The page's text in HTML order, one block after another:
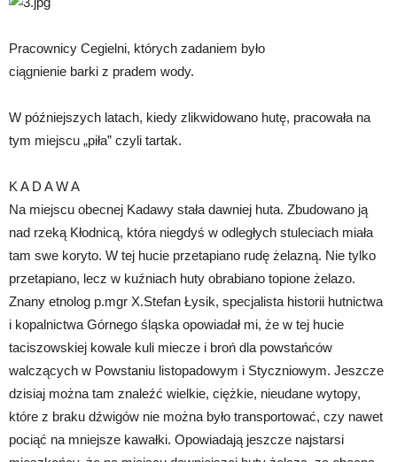
Pracownicy Cegielni, których zadaniem było
ciągnienie barki z pradem wody.
W późniejszych latach, kiedy zlikwidowano hutę, pracowała na
tym miejscu „piła” czyli tartak.
K A D A W A
Na miejscu obecnej Kadawy stała dawniej huta. Zbudowano ją
nad rzeką Kłodnicą, która niegdyś w odległych stuleciach miała
tam swe koryto. W tej hucie przetapiano rudę żelazną. Nie tylko
przetapiano, lecz w kuźniach huty obrabiano topione żelazo.
Znany etnolog p.mgr X.Stefan Łysik, specjalista historii hutnictwa
i kopalnictwa Górnego śląska opowiadał mi, że w tej hucie
taciszowskiej kowale kuli miecze i broń dla powstańców
walczących w Powstaniu listopadowym i Styczniowym. Jeszcze
dzisiaj można tam znaleźć wielkie, ciężkie, nieudane wytopy,
które z braku dźwigów nie można było transportować, czy nawet
pociąć na mniejsze kawałki. Opowiadają jeszcze najstarsi